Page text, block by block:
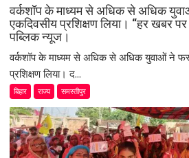
वर्कशॉप के माध्यम से अधिक से अधिक
एकदिवसीय प्रशिक्षण लिया। “हर खबर
पब्लिक न्यूज।
वर्कशॉप के माध्यम से अधिक से अधिक युवाओं ने
प्रशिक्षण लिया। द...
बिहार राज्य समस्तीपुर